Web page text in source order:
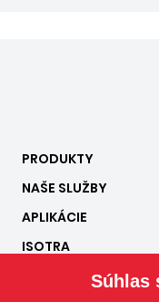
PRODUKTY
NAŠE SLUŽBY
APLIKÁCIE
ISOTRA
Súhlas